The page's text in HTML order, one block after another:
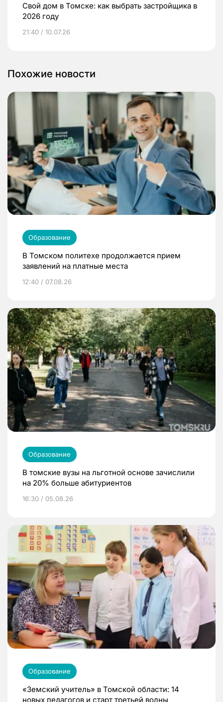
Свой дом в Томске: как выбрать застройщика в
2026 году
21:40 / 10.07.26
Похожие новости
Образование
В Томском политехе продолжается прием
заявлений на платные места
12:40 / 07.08.26
Образование
В томские вузы на льготной основе зачислили
на 20% больше абитуриентов
16:30 / 05.08.26
Образование
«Земский учитель» в Томской области: 14
новых педагогов и старт третьей волны